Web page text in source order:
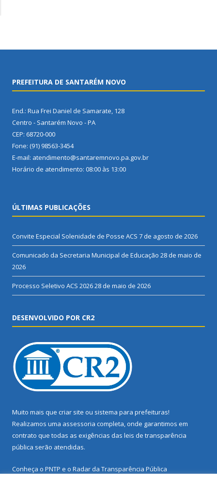
PREFEITURA DE SANTARÉM NOVO
End.: Rua Frei Daniel de Samarate, 128
Centro - Santarém Novo - PA
CEP: 68720-000
Fone: (91) 98563-3454
E-mail: atendimento@santaremnovo.pa.gov.br
Horário de atendimento: 08:00 às 13:00
ÚLTIMAS PUBLICAÇÕES
Convite Especial Solenidade de Posse ACS 7 de agosto de 2026
Comunicado da Secretaria Municipal de Educação 28 de maio de
2026
Processo Seletivo ACS 202628 de maio de 2026
DESENVOLVIDO POR CR2
Muito mais que criar site ou sistema para prefeituras!
Realizamos uma assessoria completa, onde garantimos em
contrato que todas as exigências das leis de transparência
pública serão atendidas.
Conheça o PNTP e o Radar da Transparência Pública